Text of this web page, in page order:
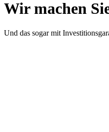
Wir machen
Und das sogar mit